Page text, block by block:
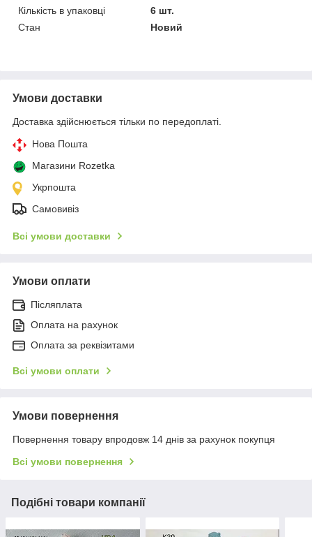
Кількість в упаковці
6 шт.
Стан
Новий
Умови доставки
Доставка здійснюється тільки по передоплаті.
Нова Пошта
Магазини Rozetka
Укрпошта
Самовивіз
Всі умови доставки
Умови оплати
Післяплата
Оплата на рахунок
Оплата за реквізитами
Всі умови оплати
Умови повернення
Повернення товару впродовж 14 днів за рахунок покупця
Всі умови повернення
Подібні товари компанії